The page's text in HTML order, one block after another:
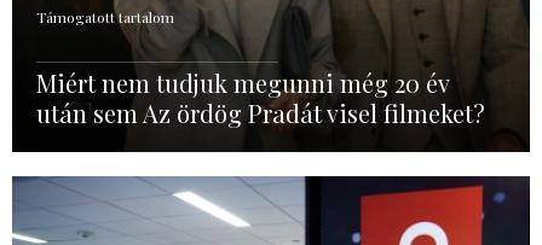
Támogatott tartalom
Miért nem tudjuk megunni még 20 év
után sem Az ördög Pradát visel filmeket?